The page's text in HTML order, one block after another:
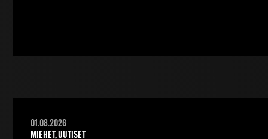
01.08.2026
MIEHET, UUTISET